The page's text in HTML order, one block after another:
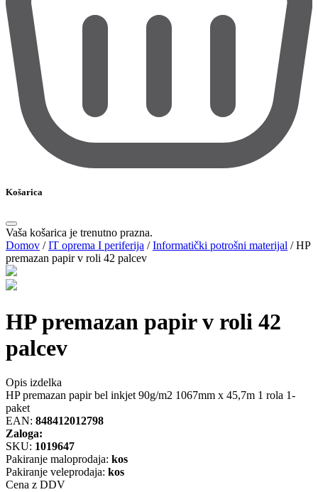
Košarica
Vaša košarica je trenutno prazna.
Domov /IT oprema I periferija /Informatički potrošni materijal /HP
premazan papir v roli 42 palcev
HP premazan papir v roli 42
palcev
Opis izdelka
HP premazan papir bel inkjet 90g/m2 1067mm x 45,7m 1 rola 1-
paket
EAN: 848412012798
Zaloga:
SKU: 1019647
Pakiranje maloprodaja: kos
Pakiranje veleprodaja: kos
Cena z DDV